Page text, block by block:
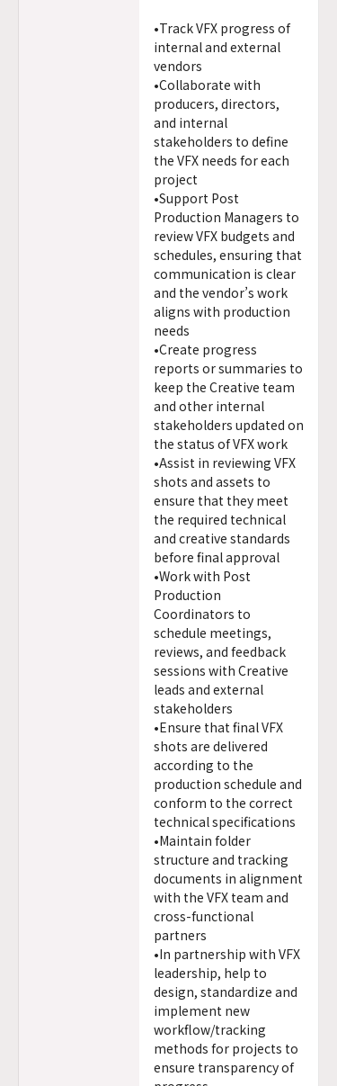
•Track VFX progress of
internal and external
vendors
•Collaborate with
producers, directors,
and internal
stakeholders to define
the VFX needs for each
project
•Support Post
Production Managers to
review VFX budgets and
schedules, ensuring that
communication is clear
and the vendor’s work
aligns with production
needs
•Create progress
reports or summaries to
keep the Creative team
and other internal
stakeholders updated on
the status of VFX work
•Assist in reviewing VFX
shots and assets to
ensure that they meet
the required technical
and creative standards
before final approval
•Work with Post
Production
Coordinators to
schedule meetings,
reviews, and feedback
sessions with Creative
leads and external
stakeholders
•Ensure that final VFX
shots are delivered
according to the
production schedule and
conform to the correct
technical specifications
•Maintain folder
structure and tracking
documents in alignment
with the VFX team and
cross-functional
partners
•In partnership with VFX
leadership, help to
design, standardize and
implement new
workflow/tracking
methods for projects to
ensure transparency of